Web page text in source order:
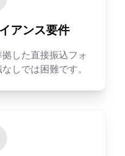
アンス要件
した直接振込フォ
しでは困難です。